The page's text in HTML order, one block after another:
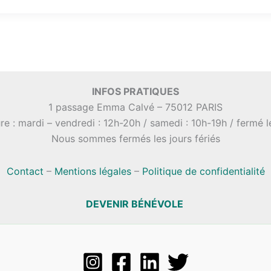
INFOS PRATIQUES
1 passage Emma Calvé – 75012 PARIS
: mardi – vendredi : 12h-20h / samedi : 10h-19h / fermé
Nous sommes fermés les jours fériés
Contact – Mentions légales– Politique de confidentialité
DEVENIR BÉNÉVOLE